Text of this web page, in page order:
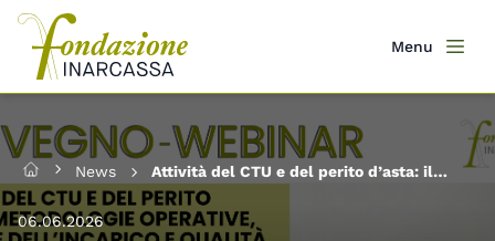
Salta
contenuto
principale
Menu
Home News
Attività del CTU e del perito d’asta: il
nuovo webinar Fondazione Inarcassa su
incarichi, perizie e qualità della
06.06.2026